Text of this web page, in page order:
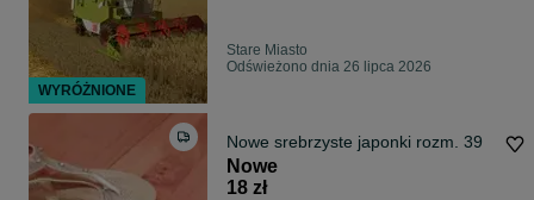
Stare Miasto
Odświeżono dnia 26 lipca 2026
Nowe srebrzyste japonki rozm. 39
Nowe
18 zł
WYRÓŻNIONE